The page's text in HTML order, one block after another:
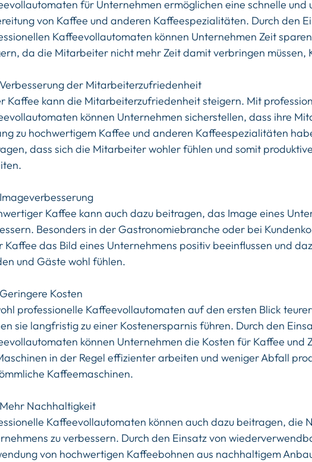
für Unternehmen ermöglichen eine schnelle und
von Kaffee und anderen Kaffeespezialitäten. Durch den
Kaffeevollautomaten können Unternehmen Zeit
da die Mitarbeiter nicht mehr Zeit damit verbringen müssen,
Verbesserung der Mitarbeiterzufriedenheit
Kaffee kann die Mitarbeiterzufriedenheit steigern. Mit
können Unternehmen sicherstellen, dass ihre
zu hochwertigem Kaffee und anderen Kaffeespezialitäten
dass sich die Mitarbeiter wohler fühlen und somit
Imageverbesserung
Kaffee kann auch dazu beitragen, das Image eines
Besonders in der Gastronomiebranche oder bei
Kaffee das Bild eines Unternehmens positiv beeinflussen und
und Gäste wohl fühlen.
Geringere Kosten
professionelle Kaffeevollautomaten auf den ersten Blick
sie langfristig zu einer Kostenersparnis führen. Durch den
können Unternehmen die Kosten für Kaffee und
in der Regel effizienter arbeiten und weniger Abfall
Kaffeemaschinen.
Mehr Nachhaltigkeit
Kaffeevollautomaten können auch dazu beitragen, die
zu verbessern. Durch den Einsatz von
von hochwertigen Kaffeebohnen aus nachhaltigem